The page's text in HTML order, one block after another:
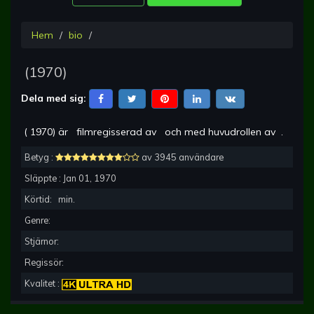
Hem bio
(1970)
Dela med sig:
( 1970) är filmregisserad av och med huvudrollen av .
Betyg :
av 3945 användare
Släppte : Jan 01, 1970
Körtid:
min.
Genre:
Stjärnor:
Regissör:
Kvalitet :